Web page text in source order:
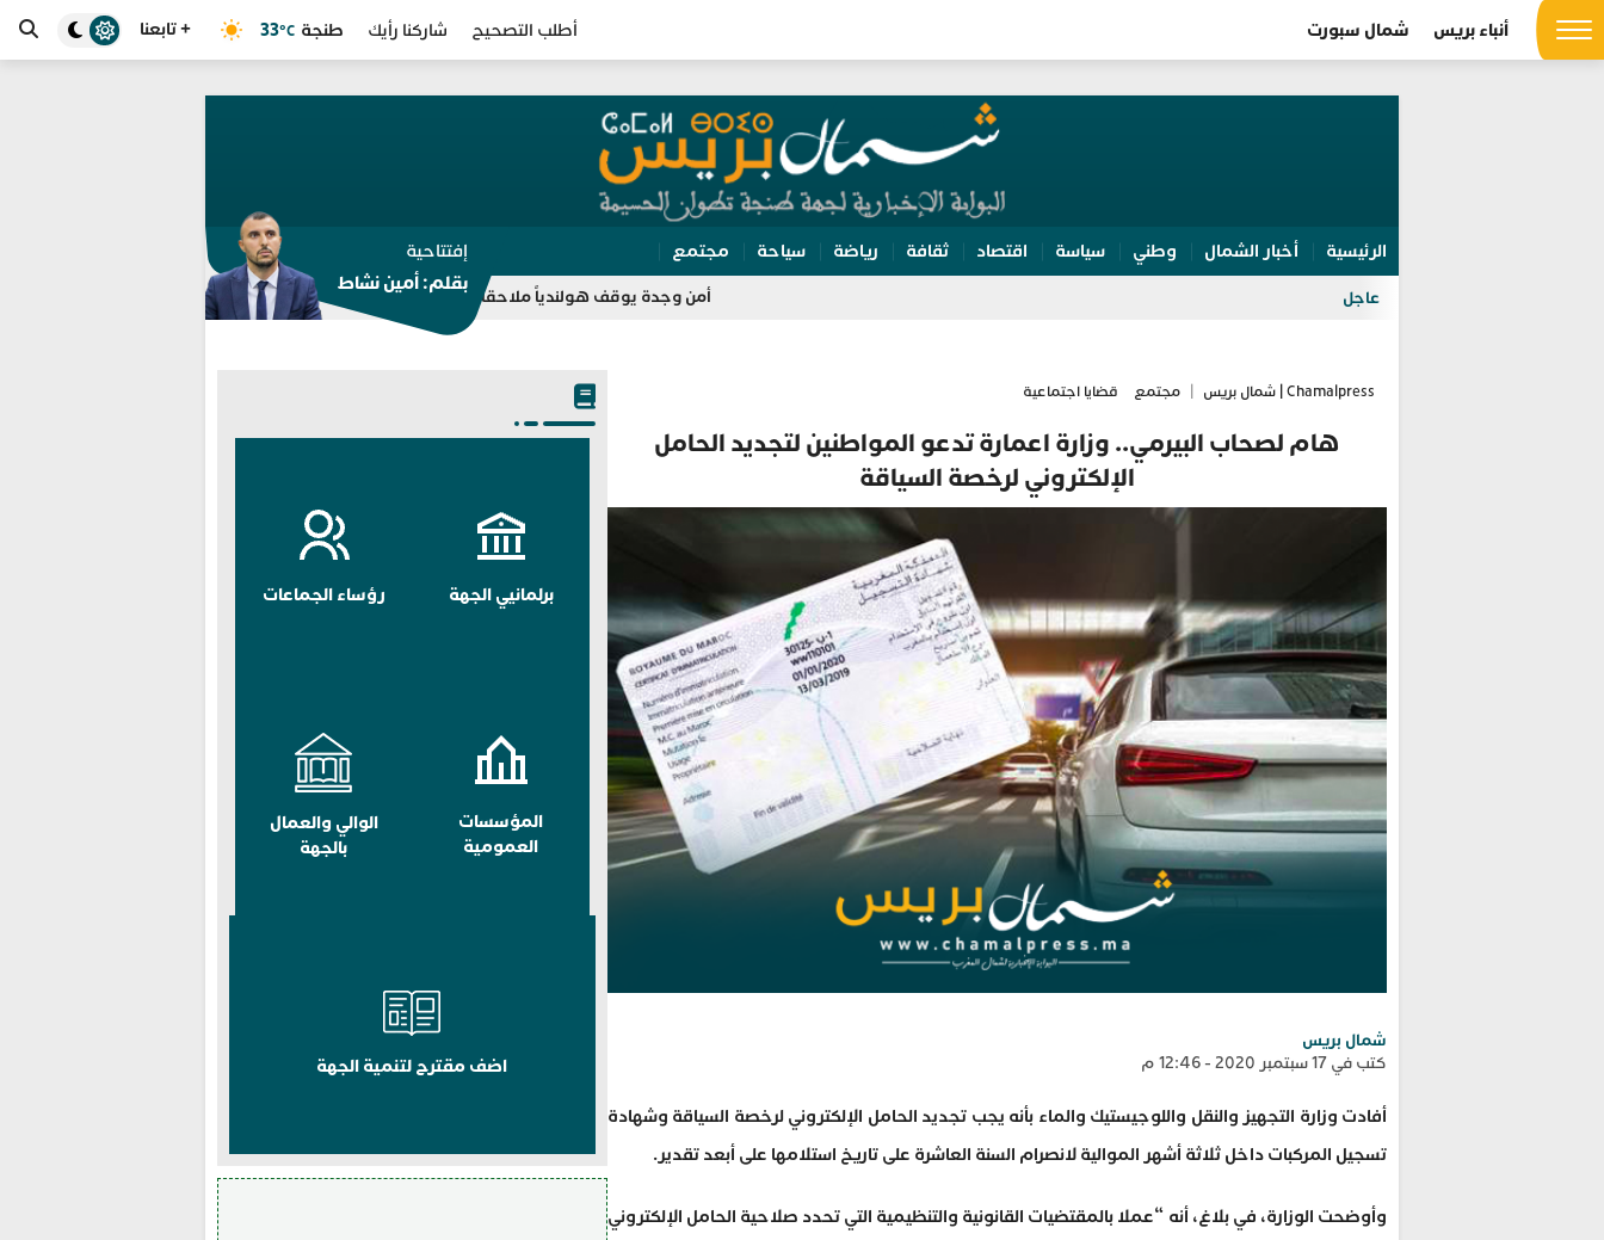
أنباء بريس شمال سبورت أطلب التصحيح شاركنا رأيك طنجة 33 °C + تابعنا
الرئيسية أخبار الشمال وطني سياسة اقتصاد ثقافة رياضة سياحة مجتمع
عاجل أمن وجدة يوقف هولندياً ملاحقاً بنشرة حمراء لـ “الأنتربول” في قضايا مخدرات واحتجاز
إفتتاحية
بقلم: أمين نشاط
Chamalpress | شمال بريس مجتمع قضايا اجتماعية
هام لصحاب البيرمي.. وزارة اعمارة تدعو المواطنين لتجديد الحامل
الإلكتروني لرخصة السياقة
شمال بريس
كتب في 17 سبتمبر 2020 - 12:46 م
أفادت وزارة التجهيز والنقل واللوجيستيك والماء بأنه يجب تجديد الحامل الإلكتروني لرخصة السياقة وشهادة
تسجيل المركبات داخل ثلاثة أشهر الموالية لانصرام السنة العاشرة على تاريخ استلامها على أبعد تقدير.
وأوضحت الوزارة، في بلاغ، أنه “عملا بالمقتضيات القانونية والتنظيمية التي تحدد صلاحية الحامل الإلكتروني
برلمانيي الجهة رؤساء الجماعات
المؤسسات
العمومية
الوالي والعمال
بالجهة
اضف مقترح لتنمية الجهة